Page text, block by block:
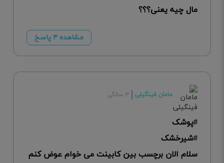
مال چیه یعنی؟؟؟
مشاهده ۴ پاسخ
مامان فینگیلی ۳ سالگی
#پوشک
#شیرخشک
سلام الان برچسب بین کابینت می خوام عوض کنم